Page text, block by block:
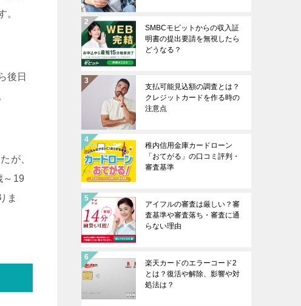
。
後日
が、
～19
ま
SMBCモビットからの収入証
明書の提出要請を無視したら
どうなる？
支払可能見込額の調査とは？
クレジットカードを作る時の
注意点
稚内信用金庫カードローン
「おてがる」の口コミ評判・
審査基準
アイフルの審査は厳しい？審
査基準や審査落ち・審査に通
らない理由
楽天カードのエラーコード2
とは？復活や解除、影響や対
処法は？